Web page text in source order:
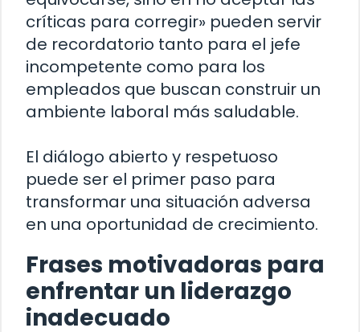
críticas para corregir» pueden servir
de recordatorio tanto para el jefe
incompetente como para los
empleados que buscan construir un
ambiente laboral más saludable.
El diálogo abierto y respetuoso
puede ser el primer paso para
transformar una situación adversa
en una oportunidad de crecimiento.
Frases motivadoras para
enfrentar un liderazgo
inadecuado